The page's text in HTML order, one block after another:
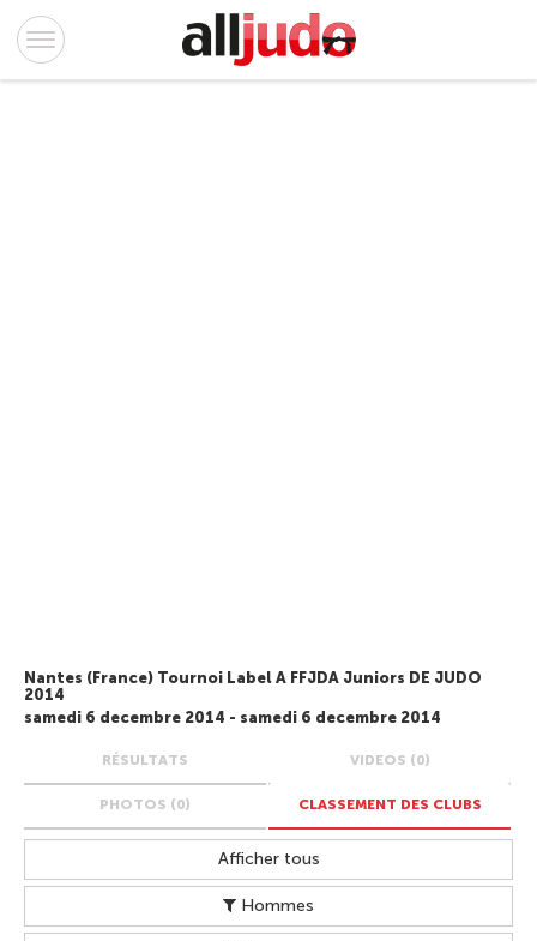
Nantes (France) Tournoi Label A FFJDA Juniors DE JUDO
2014
samedi 6 decembre 2014 - samedi 6 decembre 2014
RÉSULTATS VIDEOS (0)
PHOTOS (0) CLASSEMENT DES CLUBS
Afficher tous
Hommes